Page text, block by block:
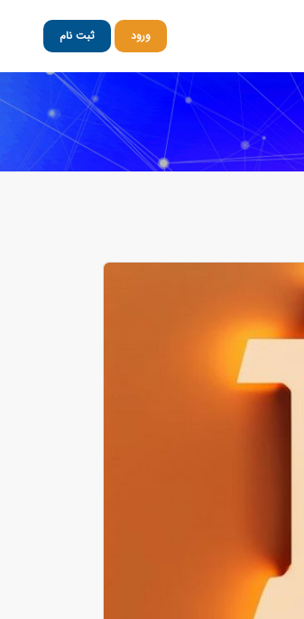
ورود ثبت نام